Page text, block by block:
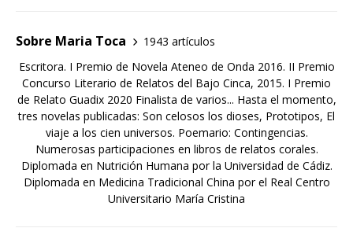
Sobre Maria Toca
1943 artículos
Escritora. I Premio de Novela Ateneo de Onda 2016. II Premio
Concurso Literario de Relatos del Bajo Cinca, 2015. I Premio
de Relato Guadix 2020 Finalista de varios... Hasta el momento,
tres novelas publicadas: Son celosos los dioses, Prototipos, El
viaje a los cien universos. Poemario: Contingencias.
Numerosas participaciones en libros de relatos corales.
Diplomada en Nutrición Humana por la Universidad de Cádiz.
Diplomada en Medicina Tradicional China por el Real Centro
Universitario María Cristina